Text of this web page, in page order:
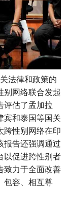
法律和政策的
别网络联合发起
评估了孟加拉
宾和泰国等国关
跨性别网络在印
报告还强调通过
以促进跨性别者
致力于全面改善
包容、相互尊